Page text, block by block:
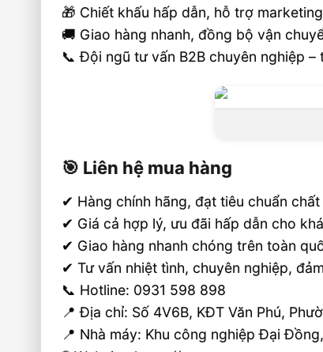
🎁 Chiết khấu hấp dẫn, hỗ trợ
🚚 Giao hàng nhanh, đồng bộ vận
📞 Đội ngũ tư vấn B2B chuyên nghiệp –
🎯 Liên hệ mua hàng
✔ Hàng chính hãng, đạt tiêu chuẩn
✔ Giá cả hợp lý, ưu đãi hấp dẫn cho
✔ Giao hàng nhanh chóng trên toàn
✔ Tư vấn nhiệt tình, chuyên nghiệp,
📞 Hotline: 0931 598 898
📍 Địa chỉ: Số 4V6B, KĐT Văn Phú,
📍 Nhà máy: Khu công nghiệp Đại